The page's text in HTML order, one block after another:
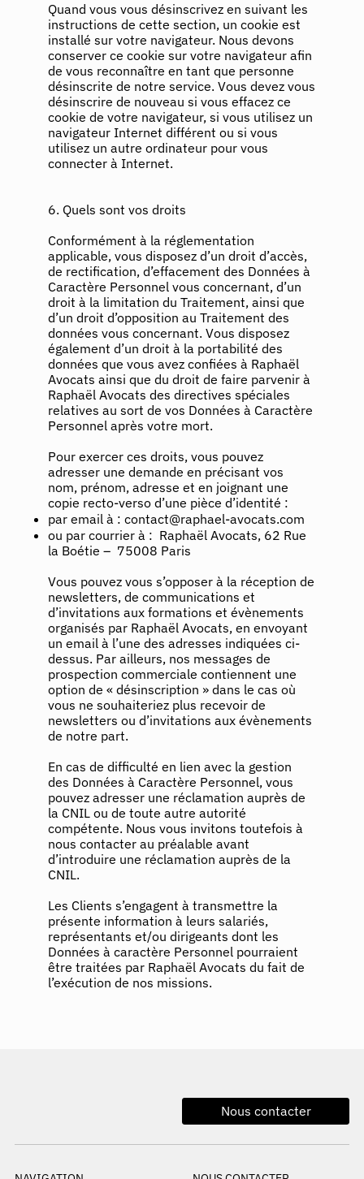
Quand vous vous désinscrivez en suivant les
instructions de cette section, un cookie est
installé sur votre navigateur. Nous devons
conserver ce cookie sur votre navigateur afin
de vous reconnaître en tant que personne
désinscrite de notre service. Vous devez vous
désinscrire de nouveau si vous effacez ce
cookie de votre navigateur, si vous utilisez un
navigateur Internet différent ou si vous
utilisez un autre ordinateur pour vous
connecter à Internet.
6. Quels sont vos droits
Conformément à la réglementation
applicable, vous disposez d’un droit d’accès,
de rectification, d’effacement des Données à
Caractère Personnel vous concernant, d’un
droit à la limitation du Traitement, ainsi que
d’un droit d’opposition au Traitement des
données vous concernant. Vous disposez
également d’un droit à la portabilité des
données que vous avez confiées à Raphaël
Avocats ainsi que du droit de faire parvenir à
Raphaël Avocats des directives spéciales
relatives au sort de vos Données à Caractère
Personnel après votre mort.
Pour exercer ces droits, vous pouvez
adresser une demande en précisant vos
nom, prénom, adresse et en joignant une
copie recto-verso d’une pièce d’identité :
par email à : contact@raphael-avocats.com
ou par courrier à : Raphaël Avocats, 62 Rue
la Boétie – 75008 Paris
Vous pouvez vous s’opposer à la réception de
newsletters, de communications et
d’invitations aux formations et évènements
organisés par Raphaël Avocats, en envoyant
un email à l’une des adresses indiquées ci-
dessus. Par ailleurs, nos messages de
prospection commerciale contiennent une
option de « désinscription » dans le cas où
vous ne souhaiteriez plus recevoir de
newsletters ou d’invitations aux évènements
de notre part.
En cas de difficulté en lien avec la gestion
des Données à Caractère Personnel, vous
pouvez adresser une réclamation auprès de
la CNIL ou de toute autre autorité
compétente. Nous vous invitons toutefois à
nous contacter au préalable avant
d’introduire une réclamation auprès de la
CNIL.
Les Clients s’engagent à transmettre la
présente information à leurs salariés,
représentants et/ou dirigeants dont les
Données à caractère Personnel pourraient
être traitées par Raphaël Avocats du fait de
l’exécution de nos missions.
Nous contacter